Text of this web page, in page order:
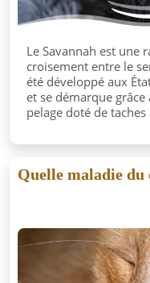
Le Savannah est une
croisement entre le
été développé aux
et se démarque grâce
pelage doté de
Quelle maladie du